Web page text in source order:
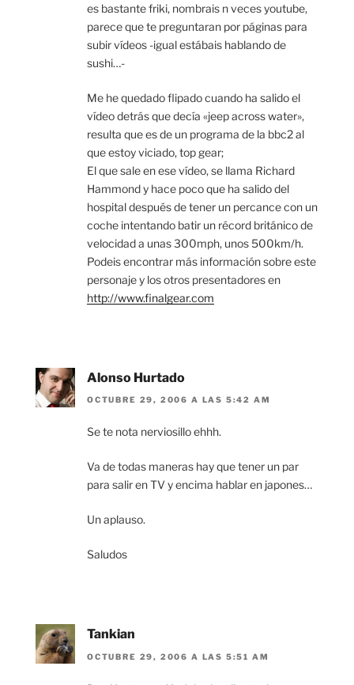
es bastante friki, nombrais n veces youtube,
parece que te preguntaran por páginas para
subir vídeos -igual estábais hablando de
sushi…-
Me he quedado flipado cuando ha salido el
vídeo detrás que decía «jeep across water»,
resulta que es de un programa de la bbc2 al
que estoy viciado, top gear;
El que sale en ese vídeo, se llama Richard
Hammond y hace poco que ha salido del
hospital después de tener un percance con un
coche intentando batir un récord británico de
velocidad a unas 300mph, unos 500km/h.
Podeis encontrar más información sobre este
personaje y los otros presentadores en
http://www.finalgear.com
Alonso Hurtado
OCTUBRE 29, 2006 A LAS 5:42 AM
Se te nota nerviosillo ehhh.
Va de todas maneras hay que tener un par
para salir en TV y encima hablar en japones…
Un aplauso.
Saludos
Tankian
OCTUBRE 29, 2006 A LAS 5:51 AM